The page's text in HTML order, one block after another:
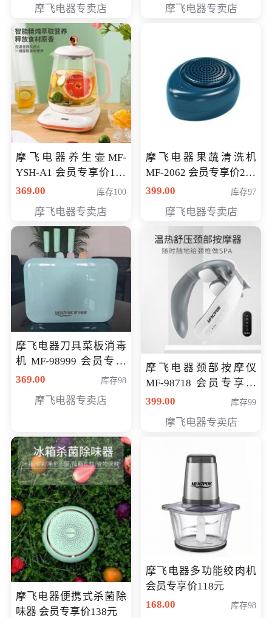
摩飞电器专卖店 摩飞电器专卖店
摩飞电器养生壶MF-
YSH-A1 会员专享价198
元
369.00 库存100
摩飞电器专卖店
摩飞电器果蔬清洗机
MF-2062 会员专享价268
元
399.00 库存97
摩飞电器专卖店
摩飞电器刀具菜板消毒
机 MF-98999 会员专享
价286元
369.00 库存98
摩飞电器专卖店
摩飞电器颈部按摩仪
MF-98718 会员专享价
299元
399.00 库存99
摩飞电器专卖店
摩飞电器便携式杀菌除
味器 会员专享价138元
摩飞电器多功能绞肉机
会员专享价118元
168.00
库存98